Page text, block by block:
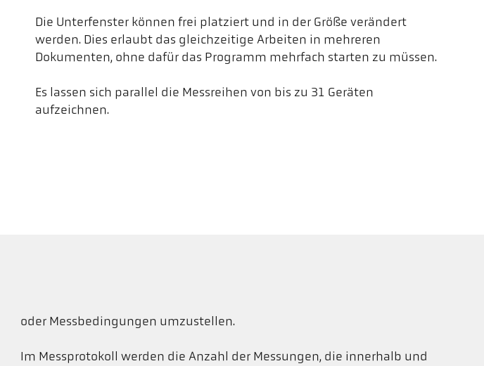
Die Unterfenster können frei platziert und in der Größe verändert
werden. Dies erlaubt das gleichzeitige Arbeiten in mehreren
Dokumenten, ohne dafür das Programm mehrfach starten zu müssen.
Es lassen sich parallel die Messreihen von bis zu 31 Geräten
aufzeichnen.
oder Messbedingungen umzustellen.
Im Messprotokoll werden die Anzahl der Messungen, die innerhalb und